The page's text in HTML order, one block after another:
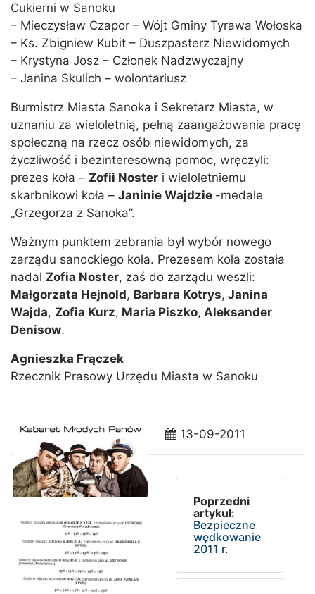
Cukierni w Sanoku
– Mieczysław Czapor – Wójt Gminy Tyrawa Wołoska
– Ks. Zbigniew Kubit – Duszpasterz Niewidomych
– Krystyna Josz – Członek Nadzwyczajny
– Janina Skulich – wolontariusz
Burmistrz Miasta Sanoka i Sekretarz Miasta, w
uznaniu za wieloletnią, pełną zaangażowania pracę
społeczną na rzecz osób niewidomych, za
życzliwość i bezinteresowną pomoc, wręczyli:
prezes koła – Zofii Noster i wieloletniemu
skarbnikowi koła – Janinie Wajdzie -medale
„Grzegorza z Sanoka”.
Ważnym punktem zebrania był wybór nowego
zarządu sanockiego koła. Prezesem koła została
nadal Zofia Noster, zaś do zarządu weszli:
Małgorzata Hejnold, Barbara Kotrys, Janina
Wajda, Zofia Kurz, Maria Piszko, Aleksander
Denisow.
Agnieszka Frączek
Rzecznik Prasowy Urzędu Miasta w Sanoku
13-09-2011
Poprzedni
artykuł:
Bezpieczne
wędkowanie
2011 r.